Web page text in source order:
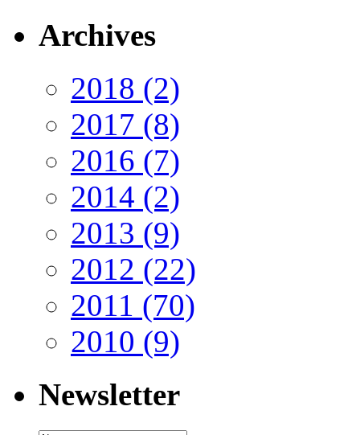
Archives
2018 (2)
2017 (8)
2016 (7)
2014 (2)
2013 (9)
2012 (22)
2011 (70)
2010 (9)
Newsletter